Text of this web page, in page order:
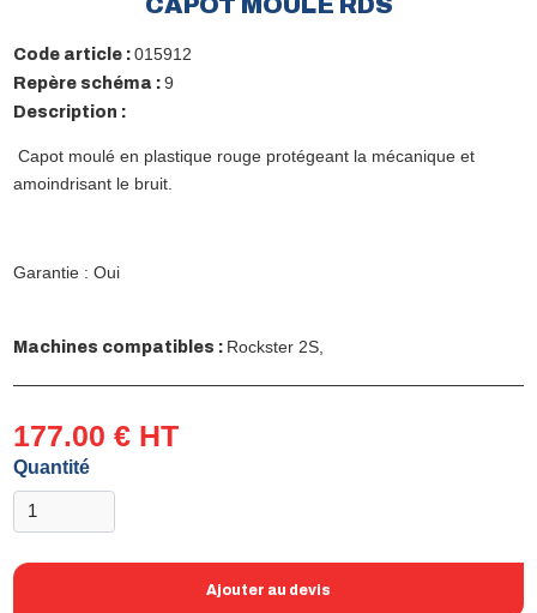
Code article :015912
Repère schéma :9
Description :
Capot moulé en plastique rouge protégeant la mécanique et
amoindrisant le bruit.
Garantie : Oui
Machines compatibles : Rockster 2S,
177.00 € HT
Quantité
Ajouter au devis